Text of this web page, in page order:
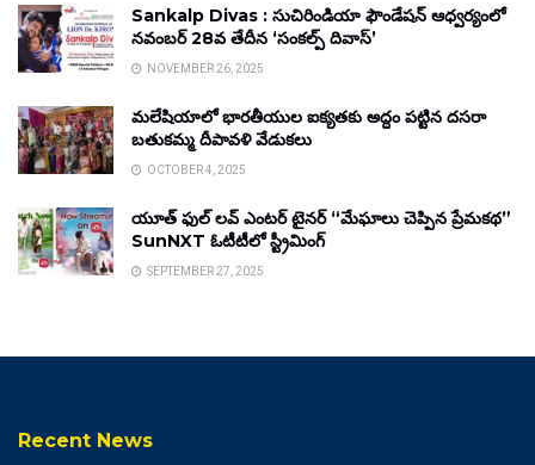
Sankalp Divas : సుచిరిండియా ఫౌండేషన్ ఆధ్వర్యంలో
నవంబర్ 28వ తేదీన ‘సంకల్ప్ దివాస్’
NOVEMBER 26, 2025
మలేషియాలో భారతీయుల ఐక్యతకు అద్దం పట్టిన దసరా
బతుకమ్మ దీపావళి వేడుకలు
OCTOBER 4, 2025
యూత్ ఫుల్ లవ్ ఎంటర్ టైనర్ “మేఘాలు చెప్పిన ప్రేమకథ”
SunNXT ఓటీటీలో స్ట్రీమింగ్
SEPTEMBER 27, 2025
Recent News